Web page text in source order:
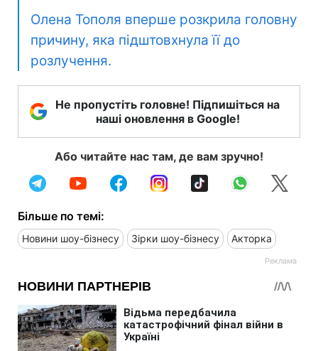
Олена Тополя вперше розкрила головну
причину, яка підштовхнула її до
розлучення.
Не пропустіть головне! Підпишіться на
наші оновлення в Google!
Або читайте нас там, де вам зручно!
Більше по темі:
Новини шоу-бізнесу Зірки шоу-бізнесу Акторка